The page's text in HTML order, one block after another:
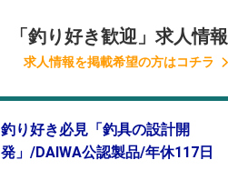
「釣り好き歓迎」求人情報
求人情報を掲載希望の方はコチラ
釣り好き必見「釣具の設計開
発」/DAIWA公認製品/年休117日